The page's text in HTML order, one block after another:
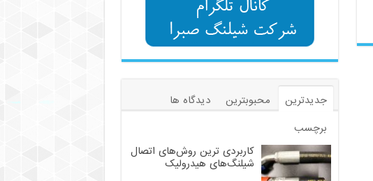
جدیدترین محبوبترین
دیدگاه ها
برچسب
کاربردی ترین روش‌های اتصال
شیلنگ‌های هیدرولیک